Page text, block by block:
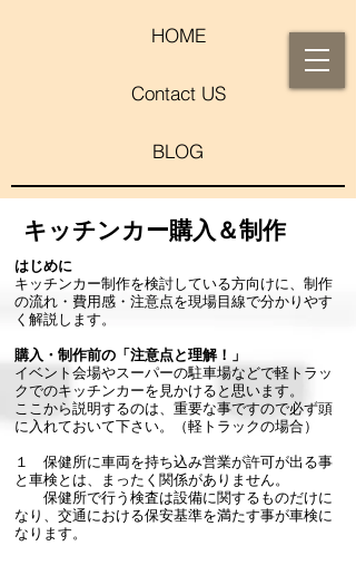
HOME
Contact US
BLOG
はじめに
キッチンカー制作を検討している方向けに、制作
の流れ・費用感・注意点を現場目線で分かりやす
く解説します。
​​購入・制作前の「注意点と理解！」
イベント会場やスーパーの駐車場などで軽トラッ
クでのキッチンカーを見かけると思います。
ここから説明するのは、重要な事ですので必ず頭
に入れておいて下さい。（軽トラックの場合）
１ 保健所に車両を持ち込み営業が許可が出る事
と車検とは、まったく関係がありません。
保健所で行う検査は設備に関するものだけに
なり、交通における保安基準を満たす事が車検に
なります。
​キッチンカー購入＆制作